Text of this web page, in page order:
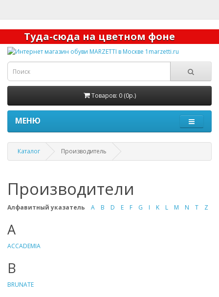
Туда-сюда на цветном фоне
Товаров: 0 (0р.)
МЕНЮ
Каталог Производитель
Производители
Алфавитный указатель A B D E F G I K L M N T Z
A
ACCADEMIA
B
BRUNATE